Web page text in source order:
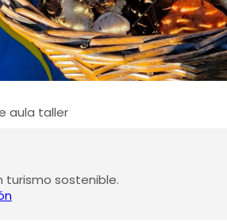
aula taller
sostenible.